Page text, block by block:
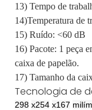
13) Tempo de
14)Temperatura de
15) Ruído: <60 dB
16) Pacote: 1 peça
caixa de papelão.
17) Tamanho da
Tecnologia de
298 x254 x167